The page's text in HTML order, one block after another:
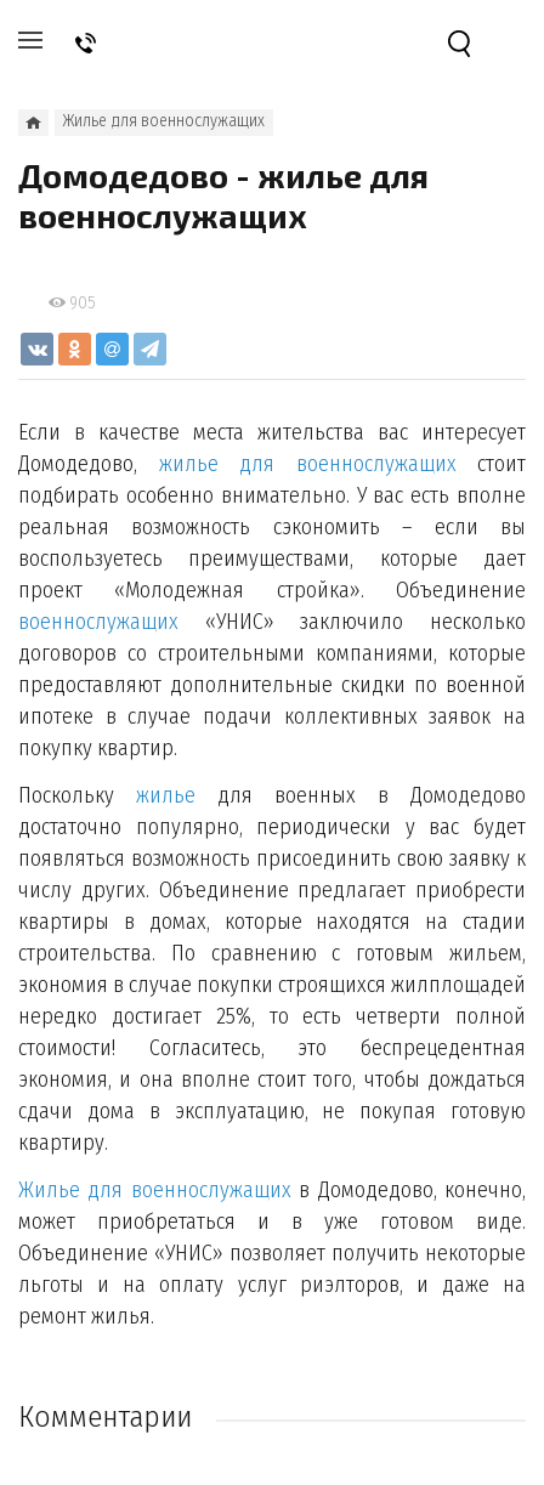
Жилье для военнослужащих
Домодедово - жилье для
военнослужащих
905
Если в качестве места жительства вас интересует
Домодедово, жилье для военнослужащихстоит
подбирать особенно внимательно. У вас есть вполне
реальная возможность сэкономить – если вы
воспользуетесь преимуществами, которые дает
проект «Молодежная стройка». Объединение
военнослужащих «УНИС» заключило несколько
договоров со строительными компаниями, которые
предоставляют дополнительные скидки по военной
ипотеке в случае подачи коллективных заявок на
покупку квартир.
Поскольку жилье для военных в Домодедово
достаточно популярно, периодически у вас будет
появляться возможность присоединить свою заявку к
числу других. Объединение предлагает приобрести
квартиры в домах, которые находятся на стадии
строительства. По сравнению с готовым жильем,
экономия в случае покупки строящихся жилплощадей
нередко достигает 25%, то есть четверти полной
стоимости! Согласитесь, это беспрецедентная
экономия, и она вполне стоит того, чтобы дождаться
сдачи дома в эксплуатацию, не покупая готовую
квартиру.
Жилье для военнослужащихв Домодедово, конечно,
может приобретаться и в уже готовом виде.
Объединение «УНИС» позволяет получить некоторые
льготы и на оплату услуг риэлторов, и даже на
ремонт жилья.
Комментарии